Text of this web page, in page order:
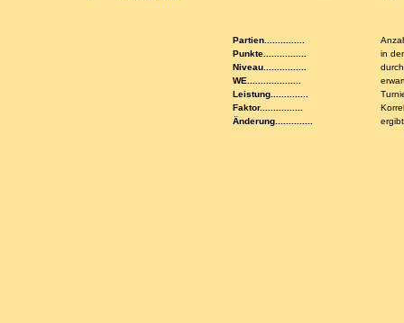
Partien...............
Punkte................
in
Niveau................
WE....................
Leistung..............
Faktor................
Änderung..............